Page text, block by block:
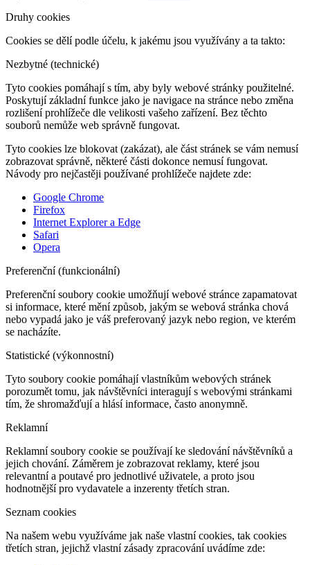
Druhy cookies
Cookies se dělí podle účelu, k jakému jsou využívány a ta takto:
Nezbytné (technické)
Tyto cookies pomáhají s tím, aby byly webové stránky použitelné.
Poskytují základní funkce jako je navigace na stránce nebo změna
rozlišení prohlížeče dle velikosti vašeho zařízení. Bez těchto
souborů nemůže web správně fungovat.
Tyto cookies lze blokovat (zakázat), ale část stránek se vám nemusí
zobrazovat správně, některé části dokonce nemusí fungovat.
Návody pro nejčastěji používané prohlížeče najdete zde:
Google Chrome
Firefox
Internet Explorer a Edge
Safari
Opera
Preferenční (funkcionální)
Preferenční soubory cookie umožňují webové stránce zapamatovat
si informace, které mění způsob, jakým se webová stránka chová
nebo vypadá jako je váš preferovaný jazyk nebo region, ve kterém
se nacházíte.
Statistické (výkonnostní)
Tyto soubory cookie pomáhají vlastníkům webových stránek
porozumět tomu, jak návštěvníci interagují s webovými stránkami
tím, že shromažďují a hlásí informace, často anonymně.
Reklamní
Reklamní soubory cookie se používají ke sledování návštěvníků a
jejich chování. Záměrem je zobrazovat reklamy, které jsou
relevantní a poutavé pro jednotlivé uživatele, a proto jsou
hodnotnější pro vydavatele a inzerenty třetích stran.
Seznam cookies
Na našem webu využíváme jak naše vlastní cookies, tak cookies
třetích stran, jejichž vlastní zásady zpracování uvádíme zde: